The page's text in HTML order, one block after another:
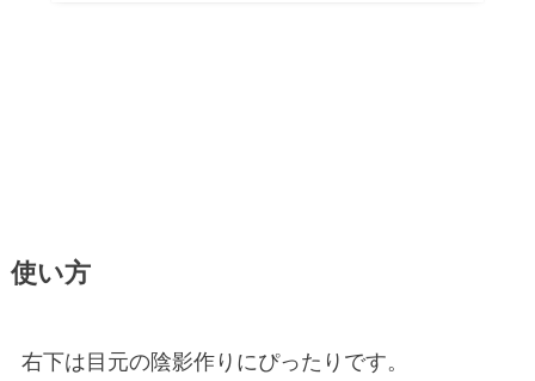
使い方
右下は目元の陰影作りにぴったりです。